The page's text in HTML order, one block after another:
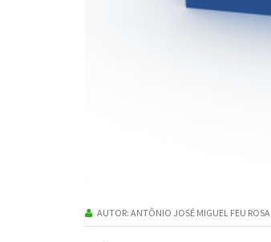
AUTOR: ANTÔNIO JOSÉ MIGUEL FEU ROSA